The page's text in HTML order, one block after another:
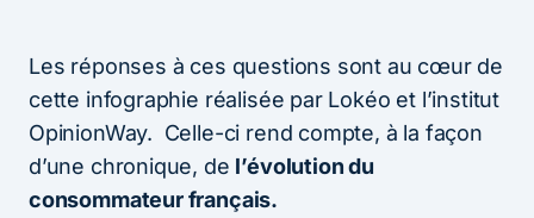
Les réponses à ces questions sont au cœur de
cette infographie réalisée par Lokéo et l’institut
OpinionWay. Celle-ci rend compte, à la façon
d’une chronique, de l’évolution du
consommateur français.